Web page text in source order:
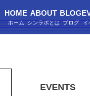
HOME ABOUT BLOG
EVENTS